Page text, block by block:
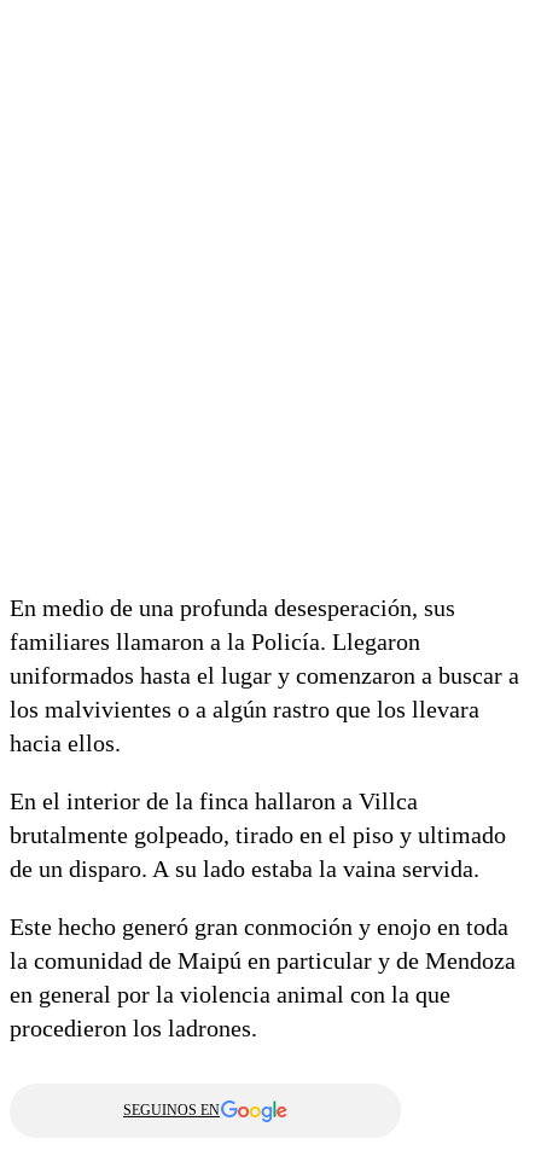
En medio de una profunda desesperación, sus
familiares llamaron a la Policía. Llegaron
uniformados hasta el lugar y comenzaron a buscar a
los malvivientes o a algún rastro que los llevara
hacia ellos.
En el interior de la finca hallaron a Villca
brutalmente golpeado, tirado en el piso y ultimado
de un disparo. A su lado estaba la vaina servida.
Este hecho generó gran conmoción y enojo en toda
la comunidad de Maipú en particular y de Mendoza
en general por la violencia animal con la que
procedieron los ladrones.
SEGUINOS EN